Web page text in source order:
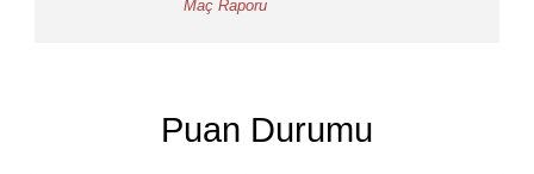
Puan Durumu